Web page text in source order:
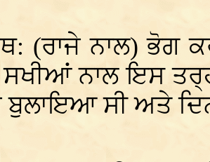
(ਰਾਜੇ ਨਾਲ) ਭੋਗ
ਨਾਲ ਇਸ
ਸੀ ਅਤੇ